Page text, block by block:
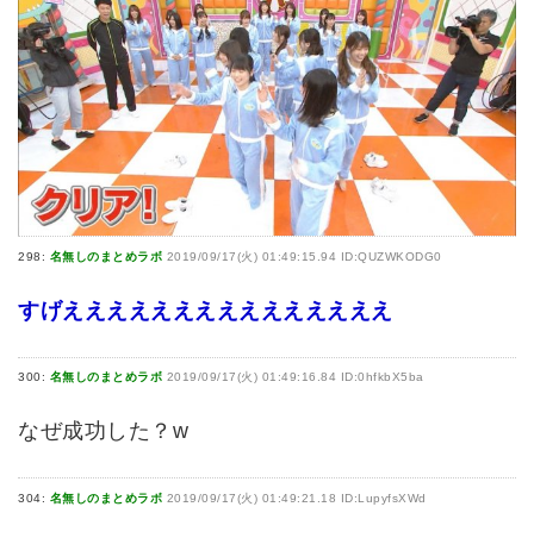
298: 名無しのまとめラボ 2019/09/17(火) 01:49:15.94 ID:QUZWKODG0
すげえええええええええええええええ
300: 名無しのまとめラボ 2019/09/17(火) 01:49:16.84 ID:0hfkbX5ba
なぜ成功した？w
304: 名無しのまとめラボ 2019/09/17(火) 01:49:21.18 ID:LupyfsXWd